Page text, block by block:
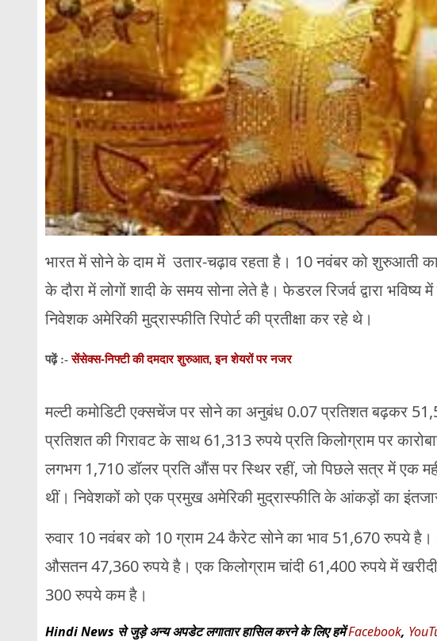
भारत में सोने के दाम में उतार-चढ़ाव रहता है। 10 नवंबर को शुरुआती
के दौरा में लोगों शादी के समय सोना लेते है। फेडरल रिजर्व द्वारा
निवेशक अमेरिकी मुद्रास्फीति रिपोर्ट की प्रतीक्षा कर रहे थे।
पढ़ें :-सेंसेक्स-निफ्टी की दमदार शुरुआत, इन शेयरों पर नजर
मल्टी कमोडिटी एक्सचेंज पर सोने का अनुबंध 0.07 प्रतिशत बढ़कर
प्रतिशत की गिरावट के साथ 61,313 रुपये प्रति किलोग्राम पर
लगभग 1,710 डॉलर प्रति औंस पर स्थिर रहीं, जो पिछले सत्र में एक
थीं। निवेशकों को एक प्रमुख अमेरिकी मुद्रास्फीति के आंकड़ों का
रुवार 10 नवंबर को 10 ग्राम 24 कैरेट सोने का भाव 51,670 रुपये
औसतन 47,360 रुपये है। एक किलोग्राम चांदी 61,400 रुपये में
300 रुपये कम है।
Hindi News से जुड़े अन्य अपडेट लगातार हासिल करने के लिए हमेंFacebook,